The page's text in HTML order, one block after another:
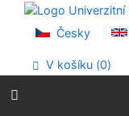
Přejít na obsah
Přejít na menu
Prohlášení o
Česky
V košíku (0)